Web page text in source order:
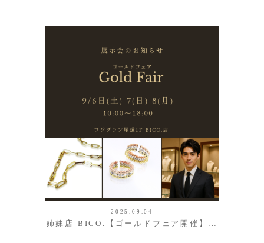
2025.09.04
姉妹店 BICO.【ゴールドフェア開催】…